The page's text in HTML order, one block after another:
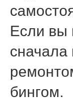
Если вы
бингοм.